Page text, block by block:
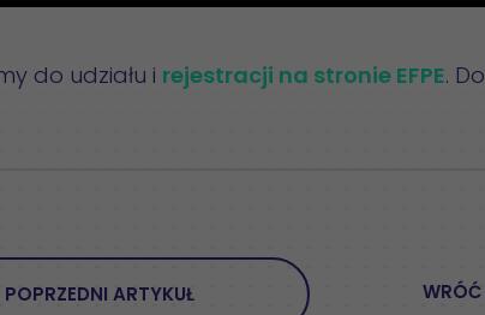
do udziału i rejestracji na stronie EFPE.
POPRZEDNI ARTYKUŁ